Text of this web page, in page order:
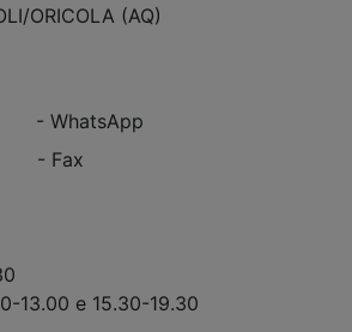
ORICOLA (AQ)
- WhatsApp
- Fax
13.00 e 15.30-19.30